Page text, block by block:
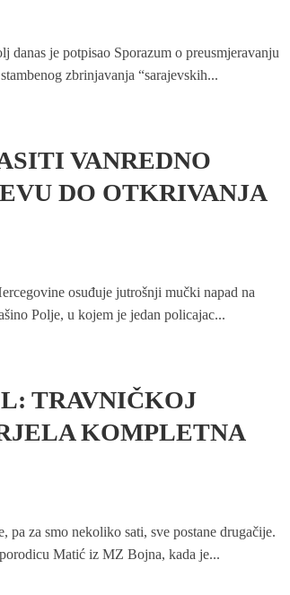
danas je potpisao Sporazum o preusmjeravanju
zbrinjavanja “sarajevskih...
VANREDNO
DO OTKRIVANJA
osuđuje jutrošnji mučki napad na
Polje, u kojem je jedan policajac...
TRAVNIČKOJ
KOMPLETNA
pa za smo nekoliko sati, sve postane drugačije.
Matić iz MZ Bojna, kada je...